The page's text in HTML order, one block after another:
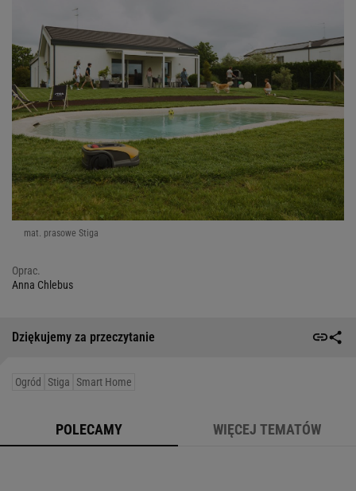
mat. prasowe Stiga
Oprac.
Anna Chlebus
Dziękujemy za przeczytanie
Ogród Stiga Smart Home
POLECAMY WIĘCEJ TEMATÓW